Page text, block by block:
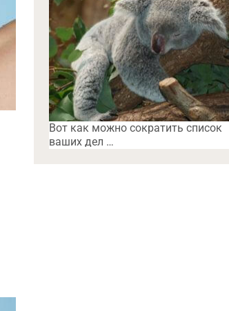
Вот как можно сократить список
ваших дел …